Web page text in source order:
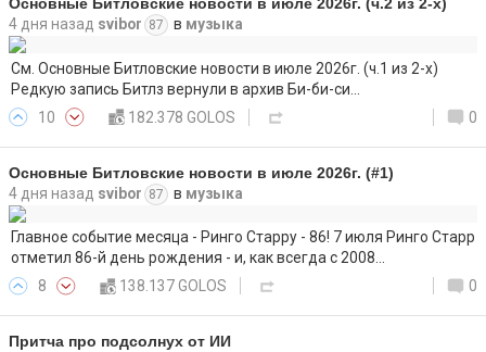
Основные Битловские новости в июле 2026г. (ч.2 из 2-х)
4 дня назад svibor 87 в музыка
См. Основные Битловские новости в июле 2026г. (ч.1 из 2-х)
Редкую запись Битлз вернули в архив Би-би-си…
10
182.378 GOLOS 0
Основные Битловские новости в июле 2026г. (#1)
4 дня назад svibor 87 в музыка
Главное событие месяца - Ринго Старру - 86! 7 июля Ринго Старр
отметил 86-й день рождения - и, как всегда с 2008…
8
138.137 GOLOS 0
Притча про подсолнух от ИИ